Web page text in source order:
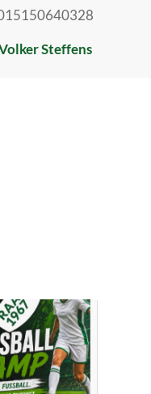
Steffens